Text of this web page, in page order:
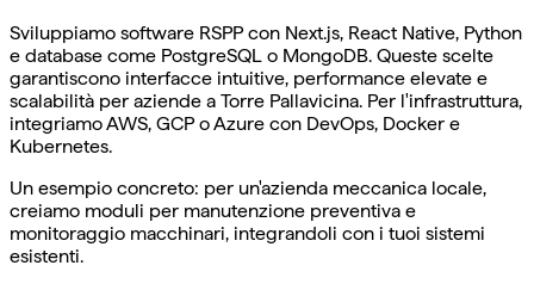
Sviluppiamo software RSPP con Next.js, React Native, Python
e database come PostgreSQL o MongoDB. Queste scelte
garantiscono interfacce intuitive, performance elevate e
scalabilità per aziende a Torre Pallavicina. Per l'infrastruttura,
integriamo AWS, GCP o Azure con DevOps, Docker e
Kubernetes.
Un esempio concreto: per un'azienda meccanica locale,
creiamo moduli per manutenzione preventiva e
monitoraggio macchinari, integrandoli con i tuoi sistemi
esistenti.